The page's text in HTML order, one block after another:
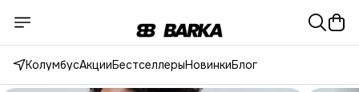
КолумбусАкцииБестселлерыНовинкиБлог